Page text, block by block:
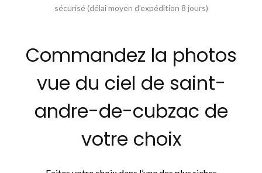
sécurisé (délai moyen d’expédition 8 jours)
Commandez la photos
vue du ciel de saint-
andre-de-cubzac de
votre choix